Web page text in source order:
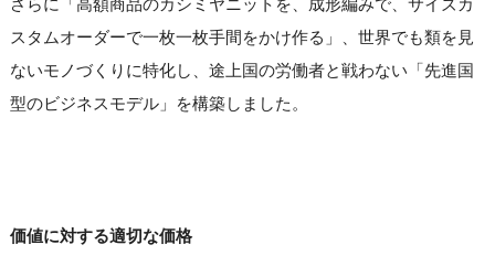
さらに「高額商品のカシミヤニットを、成形編みで、サイズカ
スタムオーダーで一枚一枚手間をかけ作る」、世界でも類を見
ないモノづくりに特化し、途上国の労働者と戦わない「先進国
型のビジネスモデル」を構築しました。
価値に対する適切な価格